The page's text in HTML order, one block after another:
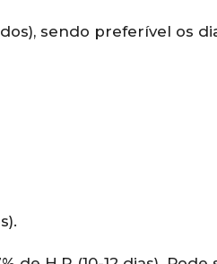
sendo preferível os